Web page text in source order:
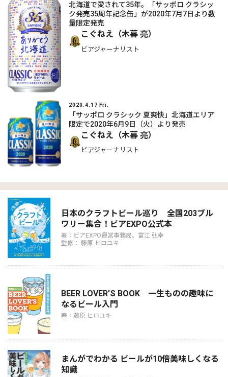
北海道で愛されて35年。「サッポロ クラシッ
ク発売35周年記念缶」が2020年7月7日より数
量限定発売
こぐねえ（木暮 亮）
ビアジャーナリスト
2020.4.17 Fri.
「サッポロ クラシック 夏爽快」北海道エリア
限定で2020年6月9日（火）より発売
こぐねえ（木暮 亮）
ビアジャーナリスト
日本のクラフトビール巡り 全国203ブル
ワリー集合！ビアEXPO公式本
著：ビアEXPO運営事務局、富江 弘幸
監修： 藤原 ヒロユキ
BEER LOVER’S BOOK 一生ものの趣味に
なるビール入門
著：藤原 ヒロユキ
まんがでわかる ビールが10倍美味しくなる
知識